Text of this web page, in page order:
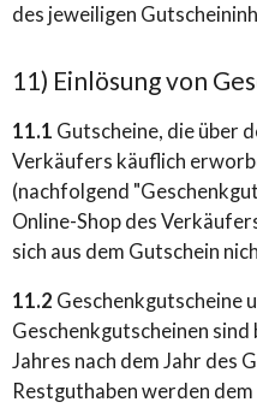
des jeweiligen
11) Einlösung von
11.1 Gutscheine, die über
Verkäufers käuflich
(nachfolgend
Online-Shop des
sich aus dem Gutschein
11.2 Geschenkgutscheine
Geschenkgutscheinen
Jahres nach dem Jahr des
Restguthaben werden